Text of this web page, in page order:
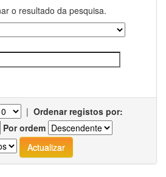
o resultado da pesquisa.
| Ordenar registos por:
Por ordem